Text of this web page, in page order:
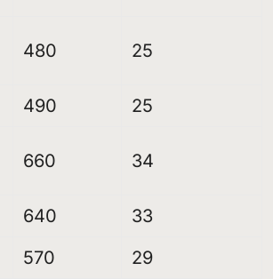
480 25
490
25
660 34
640
33
570
29